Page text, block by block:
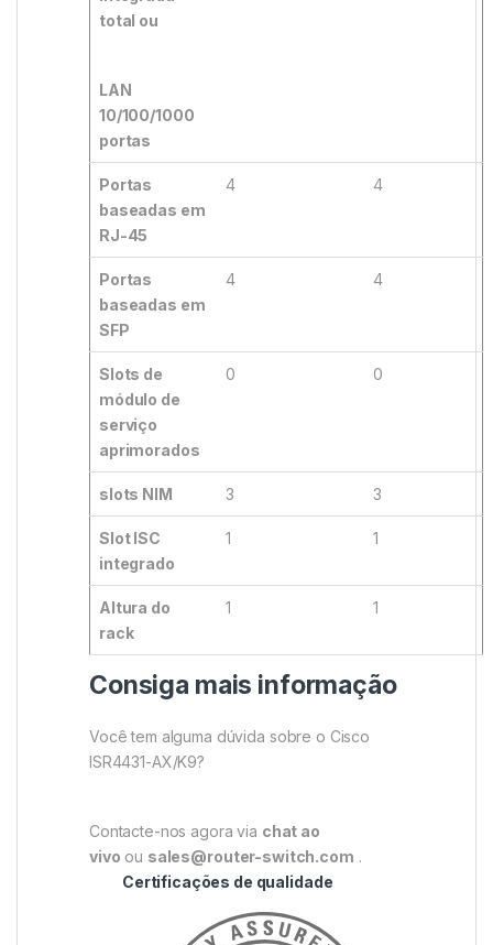
total ou
LAN
10/100/1000
portas
Portas
baseadas em
RJ-45
4 4
Portas
baseadas em
SFP
4 4
Slots de
módulo de
serviço
aprimorados
0 0
slots NIM 3 3
Slot ISC
integrado
1 1
Altura do
rack
1 1
Consiga mais informação
Você tem alguma dúvida sobre o Cisco
ISR4431-AX/K9?
Contacte-nos agora via chat ao
vivo ou sales@router-switch.com .
Certificações de qualidade